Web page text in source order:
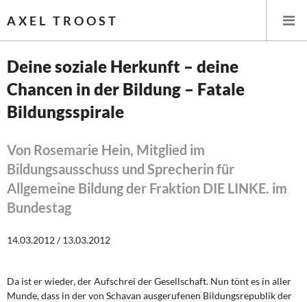
AXEL TROOST
Startseite
Themen
Leitlinien linker Wirtschafts- und Finanzpolitik
Wirtschaftspolitik
Eurokrise und Griechenland
Deine soziale Herkunft – deine
Chancen in der Bildung – Fatale
Bildungsspirale
Von Rosemarie Hein, Mitglied im
Bildungsausschuss und Sprecherin für
Allgemeine Bildung der Fraktion DIE LINKE. im
Bundestag
14.03.2012 / 13.03.2012
Da ist er wieder, der Aufschrei der Gesellschaft. Nun tönt es in aller
Munde, dass in der von Schavan ausgerufenen Bildungsrepublik der